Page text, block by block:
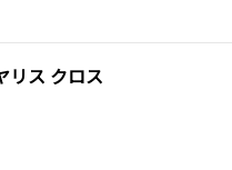
リス クロス